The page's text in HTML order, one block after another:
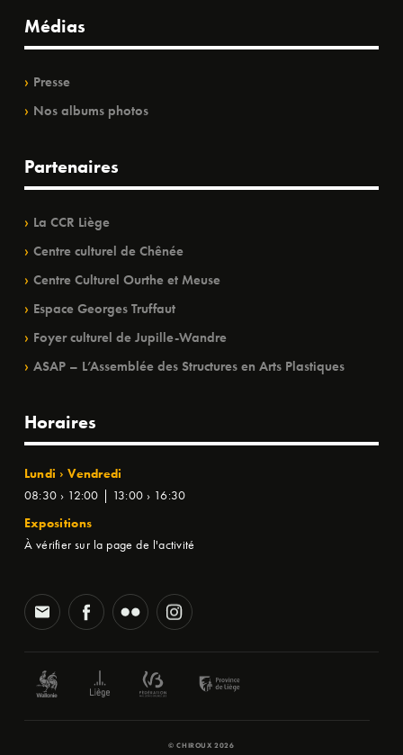
Médias
Presse
Nos albums photos
Partenaires
La CCR Liège
Centre culturel de Chênée
Centre Culturel Ourthe et Meuse
Espace Georges Truffaut
Foyer culturel de Jupille-Wandre
ASAP – L’Assemblée des Structures en Arts Plastiques
Horaires
Lundi › Vendredi
08:30 › 12:00 | 13:00 › 16:30
Expositions
À vérifier sur la page de l'activité
© CHIROUX 2026